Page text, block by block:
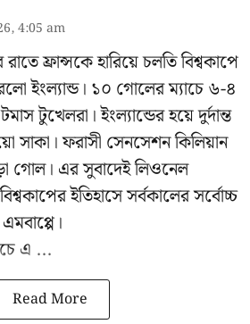
4:05 am
ফ্রান্সকে হারিয়ে চলতি বিশ্বকাপে
ইংল্যান্ড। ১০ গোলের ম্যাচে ৬-৪
টুখেলরা। ইংল্যান্ডের হয়ে দুর্দান্ত
সাকা। ফরাসী সেনসেশন কিলিয়ান
গোল। এর সুবাদেই লিওনেল
ইতিহাসে সর্বকালের সর্বোচ্চ
এ ...
Read More